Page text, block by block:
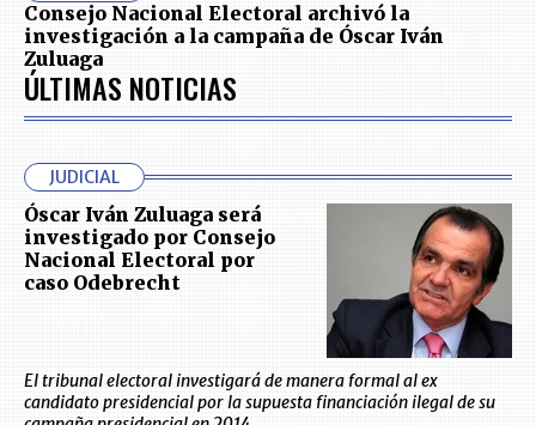
Consejo Nacional Electoral archivó la
investigación a la campaña de Óscar Iván
Zuluaga
ÚLTIMAS NOTICIAS
JUDICIAL
Óscar Iván Zuluaga será
investigado por Consejo
Nacional Electoral por
caso Odebrecht
El tribunal electoral investigará de manera formal al ex
candidato presidencial por la supuesta financiación ilegal de su